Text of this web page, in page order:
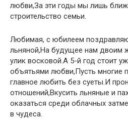
любви,За эти годы мы лишь
строительство семьи.
Любимая, с юбилеем
льняной,На будущее нам двоим
улик восковой.А 5-й год стоит
объятьями любви,Пусть многие
главное любить без суеты.И
отношений,Вкусить льняные и
оказаться среди облачных
в чудеса.